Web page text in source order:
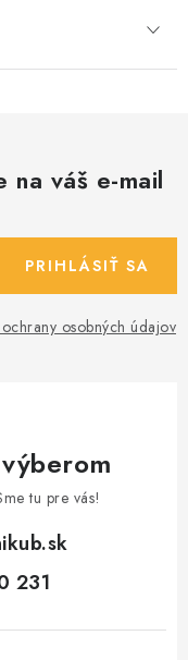
na váš e-mail
osobných údajov
PRIHLÁSIŤ SA
tu pre vás!
231